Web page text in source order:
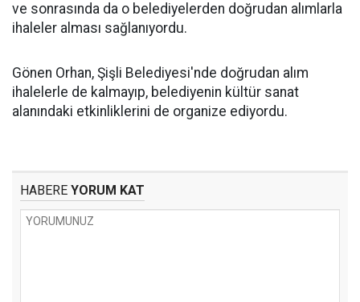
ve sonrasında da o belediyelerden doğrudan alımlarla
ihaleler alması sağlanıyordu.
Gönen Orhan, Şişli Belediyesi'nde doğrudan alım
ihalelerle de kalmayıp, belediyenin kültür sanat
alanındaki etkinliklerini de organize ediyordu.
HABERE YORUM KAT